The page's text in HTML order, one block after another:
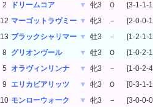
2 ドリームコア ▼ 牝3 Ｏ
[3-1-1-
12 マーゴットラヴミー ▼ 牝3 －
[2-0-0-
13 ブラックシャリマー ▼ 牡3 －
[1-2-1-
8
グリオンヴール ▼ 牡3 Ｏ
[1-0-2-
5 オラヴィンリンナ ▼ 牝3 －
[1-0-2-
9
エリカビアリッツ ▼ 牝3 Ｏ
[0-3-1-
10 モンローウォーク ▼ 牝3 －
[3-0-0-